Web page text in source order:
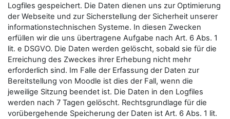
Logfiles gespeichert. Die Daten dienen uns zur Optimierung
der Webseite und zur Sicherstellung der Sicherheit unserer
informationstechnischen Systeme. In diesen Zwecken
erfüllen wir die uns übertragene Aufgabe nach Art. 6 Abs. 1
lit. e DSGVO. Die Daten werden gelöscht, sobald sie für die
Erreichung des Zweckes ihrer Erhebung nicht mehr
erforderlich sind. Im Falle der Erfassung der Daten zur
Bereitstellung von Moodle ist dies der Fall, wenn die
jeweilige Sitzung beendet ist. Die Daten in den Logfiles
werden nach 7 Tagen gelöscht. Rechtsgrundlage für die
vorübergehende Speicherung der Daten ist Art. 6 Abs. 1 lit.